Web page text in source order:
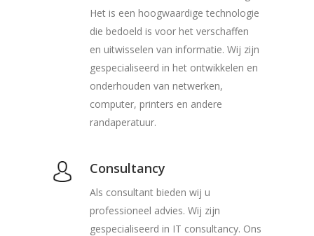
Het is een hoogwaardige technologie
die bedoeld is voor het verschaffen
en uitwisselen van informatie. Wij zijn
gespecialiseerd in het ontwikkelen en
onderhouden van netwerken,
computer, printers en andere
randaperatuur.
Consultancy
Als consultant bieden wij u
professioneel advies. Wij zijn
gespecialiseerd in IT consultancy. Ons